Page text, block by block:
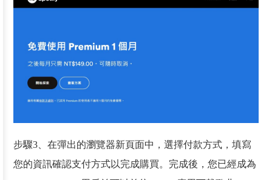
步驟3、在彈出的瀏覽器新頁面中，選擇付款方式，填寫
您的資訊確認支付方式以完成購買。完成後，您已經成為